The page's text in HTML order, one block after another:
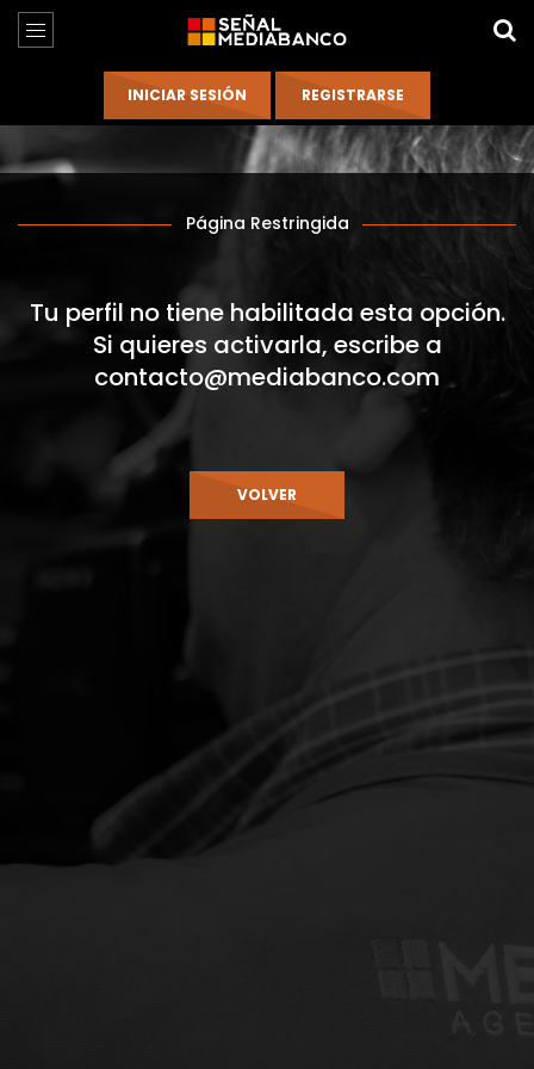
Página Restringida
Tu perfil no tiene habilitada esta opción.
Si quieres activarla, escribe a
contacto@mediabanco.com